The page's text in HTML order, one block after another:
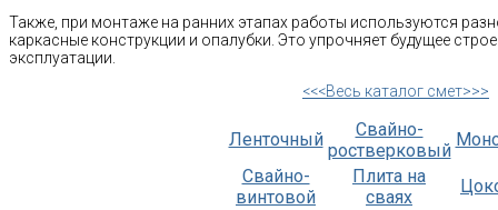
Также, при монтаже на ранних этапах работы используются
каркасные конструкции и опалубки. Это упрочняет будущее
эксплуатации.
<<<Весь каталог смет>>>
Ленточный
Свайно-
ростверковый
Свайно-
винтовой
Плита на
сваях